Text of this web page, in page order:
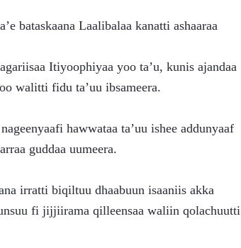
walitti fidu ta’uu ibsameera.
guddaa uumeera.
fi jijjiirama qilleensaa waliin qolachuutti